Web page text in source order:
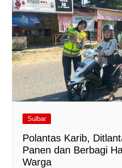
Sulbar
Polantas Karib,
Panen dan Berbagi
Warga